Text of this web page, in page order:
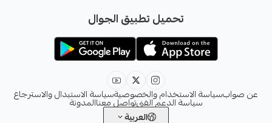
info@sawab.app
تحميل تطبيق الجوال
عن صوابسياسة الاستخدام والخصوصيةسياسة الاستبدال والاسترجاع
سياسة الدعم الفنيتواصل معناالمدونة
العربية